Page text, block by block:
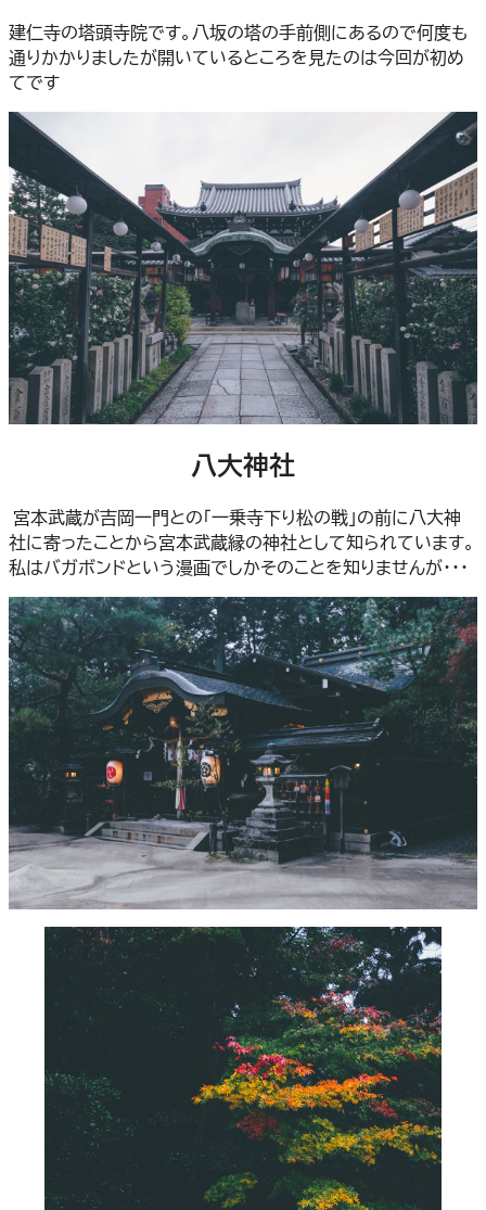
建仁寺の塔頭寺院です。八坂の塔の手前側にあるので何度も
通りかかりましたが開いているところを見たのは今回が初め
てです
八大神社
宮本武蔵が吉岡一門との「一乗寺下り松の戦」の前に八大神
社に寄ったことから宮本武蔵縁の神社として知られています。
私はバガボンドという漫画でしかそのことを知りませんが・・・